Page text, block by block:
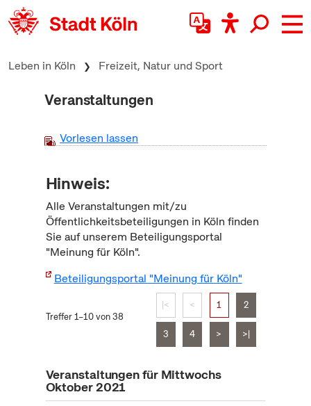
zum Inhalt springen
Leben in Köln Freizeit, Natur und Sport
Veranstaltungen
Vorlesen lassen
Hinweis:
Alle Veranstaltungen mit/zu
Öffentlichkeitsbeteiligungen in Köln finden
Sie auf unserem Beteiligungsportal
"Meinung für Köln".
Beteiligungsportal "Meinung für Köln"
Treffer 1–10 von 38
|< < 1 2
3 4 > >|
Veranstaltungen für Mittwochs
Oktober 2021